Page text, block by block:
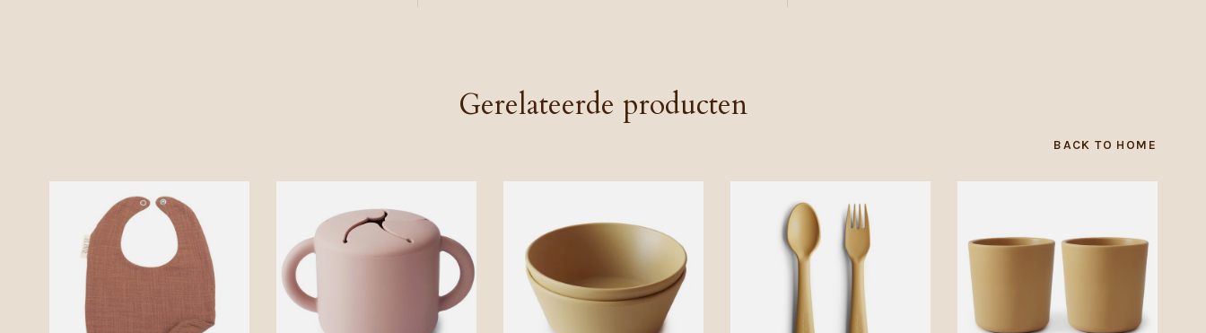
Gerelateerde producten
BACK TO HOME